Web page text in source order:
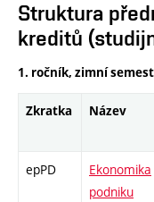
Struktura
kreditů
1. ročník, zimní
Zkratka Název
epPD
Ekonomika
podniku